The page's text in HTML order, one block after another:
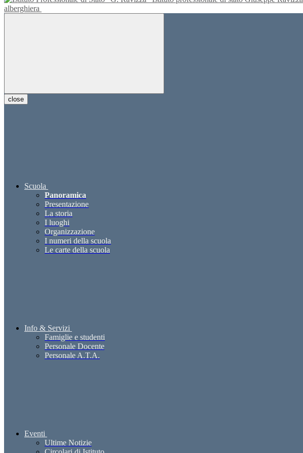
alberghiera
close
Scuola
Panoramica
Presentazione
La storia
I luoghi
Organizzazione
I numeri della scuola
Le carte della scuola
Info & Servizi
Famiglie e studenti
Personale Docente
Personale A.T.A.
Eventi
Ultime Notizie